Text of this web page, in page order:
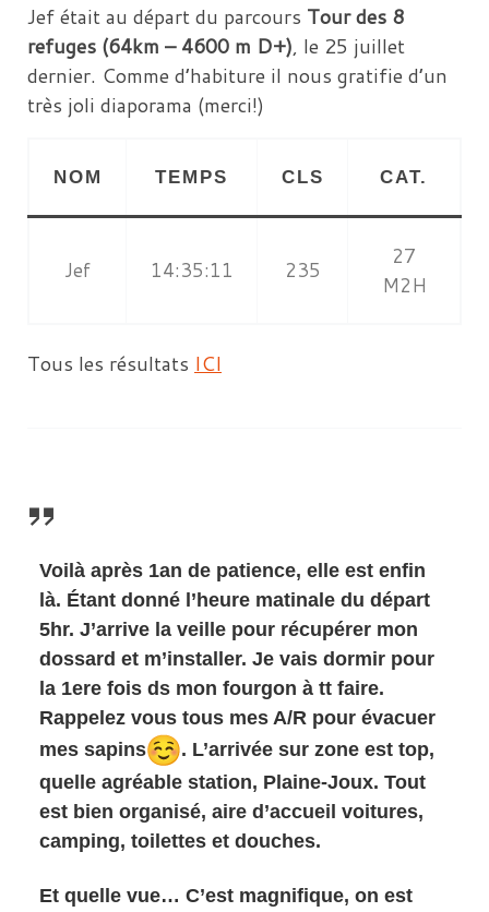
Jef était au départ du parcours Tour des 8
refuges (64km – 4600 m D+), le 25 juillet
dernier. Comme d’habiture il nous gratifie d’un
très joli diaporama (merci!)
NOM TEMPS CLS CAT.
Jef 14:35:11 235
27
M2H
Tous les résultats ICI
Voilà après 1an de patience, elle est enfin
là. Étant donné l’heure matinale du départ
5hr. J’arrive la veille pour récupérer mon
dossard et m’installer. Je vais dormir pour
la 1ere fois ds mon fourgon à tt faire.
Rappelez vous tous mes A/R pour évacuer
mes sapins
. L’arrivée sur zone est top,
quelle agréable station, Plaine-Joux. Tout
est bien organisé, aire d’accueil voitures,
camping, toilettes et douches.
Et quelle vue… C’est magnifique, on est